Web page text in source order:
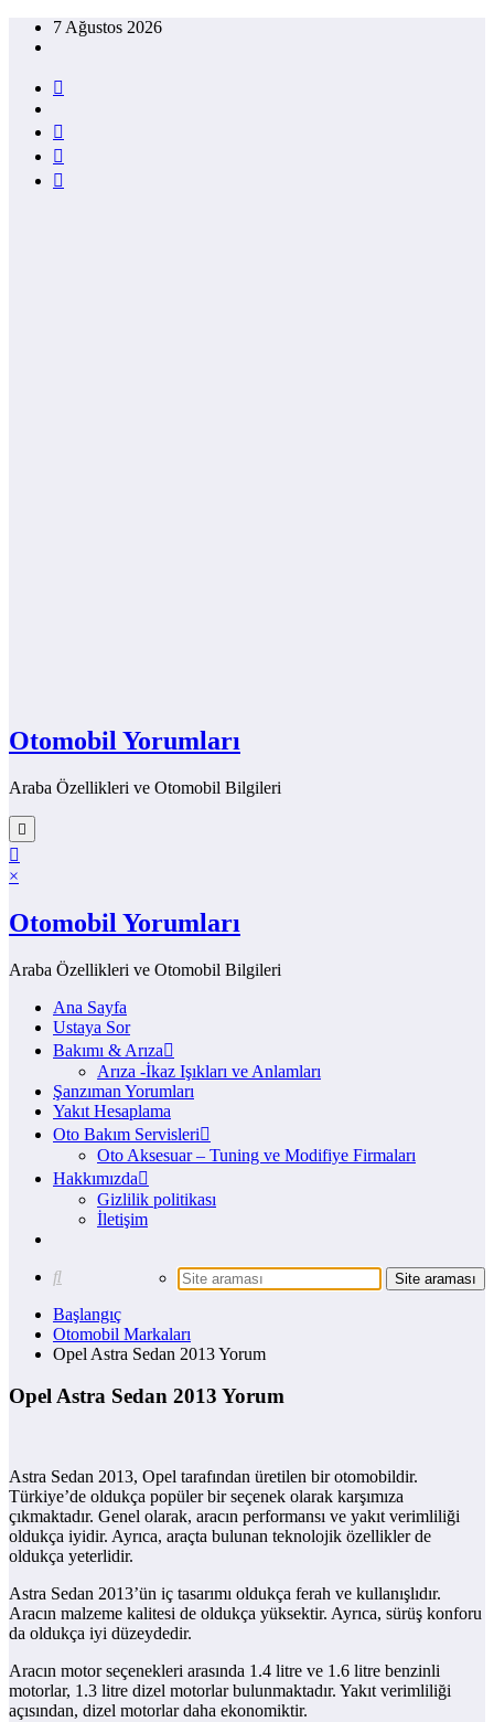
İçeriğe7 Ağustos 2026
Otomobil Yorumları
Araba Özellikleri ve Otomobil Bilgileri
×
Otomobil Yorumları
Araba Özellikleri ve Otomobil Bilgileri
Ana Sayfa
Ustaya Sor
Bakımı & Arıza
Arıza -İkaz Işıkları ve Anlamları
Şanzıman Yorumları
Yakıt Hesaplama
Oto Bakım Servisleri
Oto Aksesuar – Tuning ve Modifiye Firmaları
Hakkımızda
Gizlilik politikası
İletişim
Başlangıç
Otomobil Markaları
Opel Astra Sedan 2013 Yorum
Opel Astra Sedan 2013 Yorum
Astra Sedan 2013, Opel tarafından üretilen bir otomobildir.
Türkiye’de oldukça popüler bir seçenek olarak karşımıza
çıkmaktadır. Genel olarak, aracın performansı ve yakıt verimliliği
oldukça iyidir. Ayrıca, araçta bulunan teknolojik özellikler de
oldukça yeterlidir.
Astra Sedan 2013’ün iç tasarımı oldukça ferah ve kullanışlıdır.
Aracın malzeme kalitesi de oldukça yüksektir. Ayrıca, sürüş konforu
da oldukça iyi düzeydedir.
Aracın motor seçenekleri arasında 1.4 litre ve 1.6 litre benzinli
motorlar, 1.3 litre dizel motorlar bulunmaktadır. Yakıt verimliliği
açısından, dizel motorlar daha ekonomiktir.